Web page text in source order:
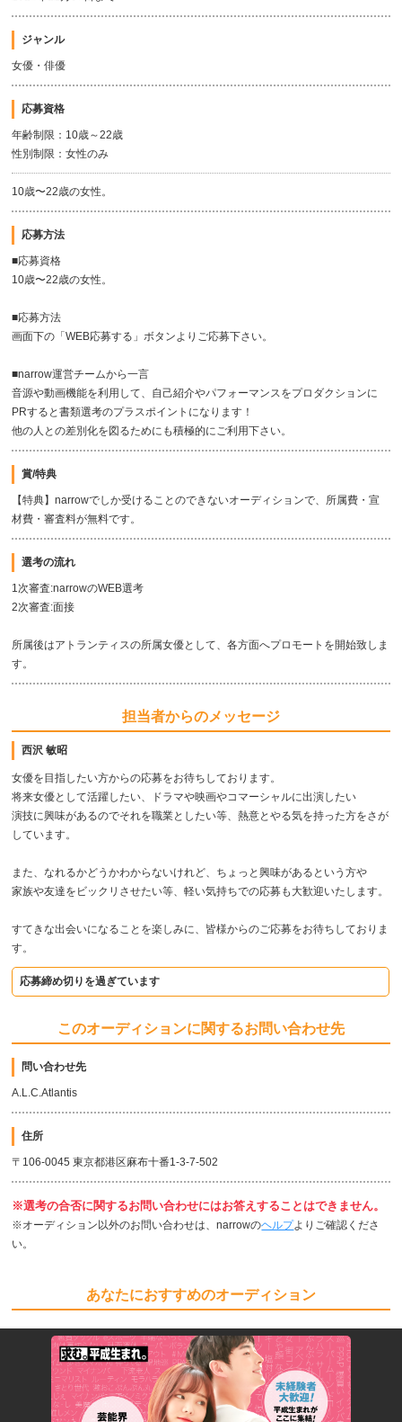
ジャンル
女優・俳優
応募資格
年齢制限：10歳～22歳
性別制限：女性のみ
10歳〜22歳の女性。
応募方法
■応募資格
10歳〜22歳の女性。
■応募方法
画面下の「WEB応募する」ボタンよりご応募下さい。
■narrow運営チームから一言
音源や動画機能を利用して、自己紹介やパフォーマンスをプロダクションに
PRすると書類選考のプラスポイントになります！
他の人との差別化を図るためにも積極的にご利用下さい。
賞/特典
【特典】narrowでしか受けることのできないオーディションで、所属費・宣
材費・審査料が無料です。
選考の流れ
1次審査:narrowのWEB選考
2次審査:面接
所属後はアトランティスの所属女優として、各方面へプロモートを開始致しま
す。
担当者からのメッセージ
西沢 敏昭
女優を目指したい方からの応募をお待ちしております。
将来女優として活躍したい、ドラマや映画やコマーシャルに出演したい
演技に興味があるのでそれを職業としたい等、熱意とやる気を持った方をさが
しています。
また、なれるかどうかわからないけれど、ちょっと興味があるという方や
家族や友達をビックリさせたい等、軽い気持ちでの応募も大歓迎いたします。
すてきな出会いになることを楽しみに、皆様からのご応募をお待ちしておりま
す。
応募締め切りを過ぎています
このオーディションに関するお問い合わせ先
問い合わせ先
A.L.C.Atlantis
住所
〒106-0045 東京都港区麻布十番1-3-7-502
※選考の合否に関するお問い合わせにはお答えすることはできません。
※オーディション以外のお問い合わせは、narrowのヘルプよりご確認くださ
い。
あなたにおすすめのオーディション